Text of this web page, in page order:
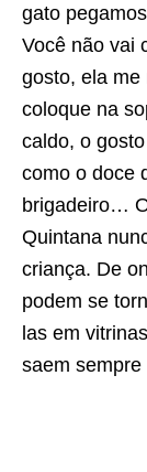
gato
Você não vai
gosto, ela me
coloque na
caldo, o
como o doce
brigadeiro…
Quintana
criança. De
podem se
las em
saem